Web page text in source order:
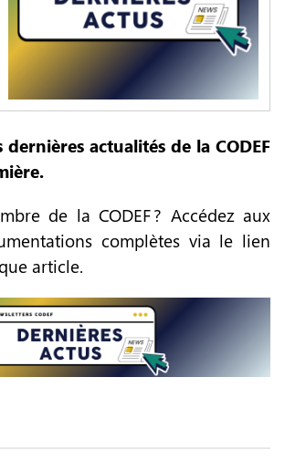
dernières actualités de la CODEF
de la CODEF ? Accédez aux
complètes via le lien
article.